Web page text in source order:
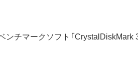
チマークソフト「CrystalDiskMark